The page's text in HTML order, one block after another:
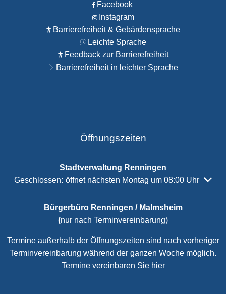
Facebook
Instagram
Barrierefreiheit & Gebärdensprache
Leichte Sprache
Feedback zur Barrierefreiheit
Barrierefreiheit in leichter Sprache
Öffnungszeiten
Stadtverwaltung Renningen
Klicken, um weitere Öffnungs- oder Schließzeiten
Geschlossen: öffnet nächsten Montag um 08:00 Uhr
Bürgerbüro Renningen / Malmsheim
(nur nach Terminvereinbarung)
Termine außerhalb der Öffnungszeiten sind nach vorheriger
Terminvereinbarung während der ganzen Woche möglich.
Termine vereinbaren Sie hier